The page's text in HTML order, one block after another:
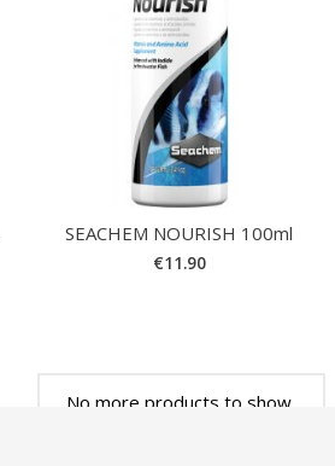
SEACHEM NOURISH 100ml
€11.90
No more products to show.